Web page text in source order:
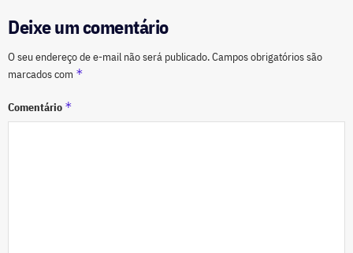
Deixe um comentário
O seu endereço de e-mail não será publicado.Campos obrigatórios são
marcados com *
Comentário *